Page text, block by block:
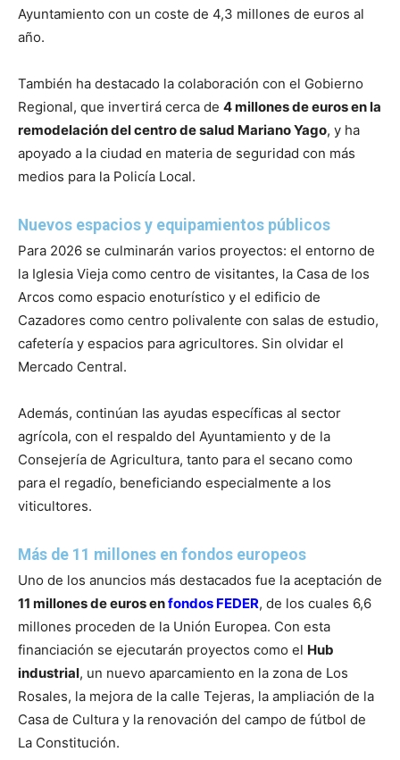
Ayuntamiento con un coste de 4,3 millones de euros al
año.
También ha destacado la colaboración con el Gobierno
Regional, que invertirá cerca de 4 millones de euros en la
remodelación del centro de salud Mariano Yago, y ha
apoyado a la ciudad en materia de seguridad con más
medios para la Policía Local.
Nuevos espacios y equipamientos públicos
Para 2026 se culminarán varios proyectos: el entorno de
la Iglesia Vieja como centro de visitantes, la Casa de los
Arcos como espacio enoturístico y el edificio de
Cazadores como centro polivalente con salas de estudio,
cafetería y espacios para agricultores. Sin olvidar el
Mercado Central.
Además, continúan las ayudas específicas al sector
agrícola, con el respaldo del Ayuntamiento y de la
Consejería de Agricultura, tanto para el secano como
para el regadío, beneficiando especialmente a los
viticultores.
Más de 11 millones en fondos europeos
Uno de los anuncios más destacados fue la aceptación de
11 millones de euros enfondos FEDER, de los cuales 6,6
millones proceden de la Unión Europea. Con esta
financiación se ejecutarán proyectos como el Hub
industrial, un nuevo aparcamiento en la zona de Los
Rosales, la mejora de la calle Tejeras, la ampliación de la
Casa de Cultura y la renovación del campo de fútbol de
La Constitución.